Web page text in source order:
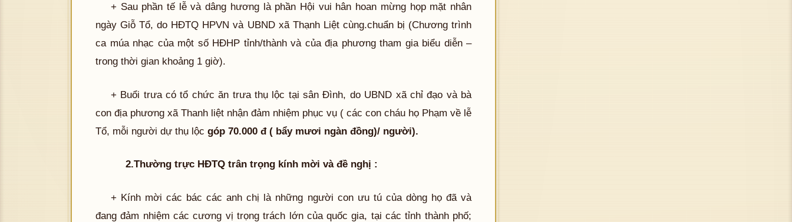
+ Sau phần tế lễ và dâng hương là phần Hội vui hân hoan mừng họp mặt nhân
ngày Giỗ Tổ, do HĐTQ HPVN và UBND xã Thạnh Liệt cùng.chuẩn bị (Chương trình
ca múa nhạc của một số HĐHP tỉnh/thành và của địa phương tham gia biểu diễn –
trong thời gian khoảng 1 giờ).
+ Buổi trưa có tổ chức ăn trưa thụ lộc tại sân Đình, do UBND xã chỉ đạo và bà
con địa phương xã Thanh liệt nhận đảm nhiệm phục vụ ( các con cháu họ Phạm về lễ
Tổ, mỗi người dự thụ lộc góp 70.000 đ ( bẩy mươi ngàn đồng)/ người).
2.Thường trực HĐTQ trân trọng kính mời và đề nghị :
+ Kính mời các bác các anh chị là những người con ưu tú của dòng họ đã và
đang đảm nhiệm các cương vị trọng trách lớn của quốc gia, tại các tỉnh thành phố;